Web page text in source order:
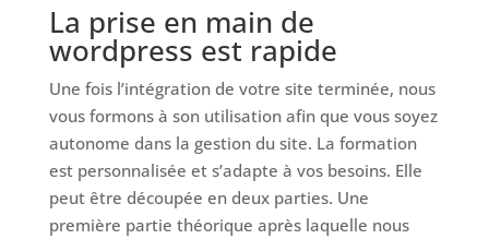
La prise en main de
wordpress est rapide
Une fois l’intégration de votre site terminée, nous
vous formons à son utilisation afin que vous soyez
autonome dans la gestion du site. La formation
est personnalisée et s’adapte à vos besoins. Elle
peut être découpée en deux parties. Une
première partie théorique après laquelle nous